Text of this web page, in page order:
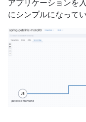
アプリケーションを
にシンプルになってい